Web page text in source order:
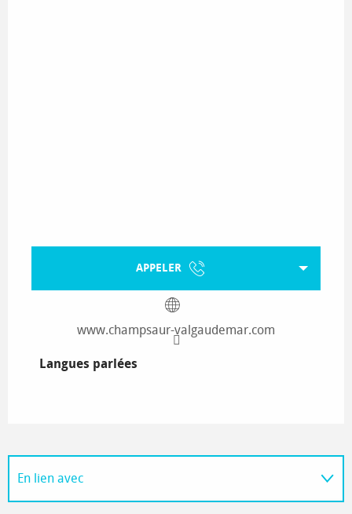
APPELER
www.champsaur-valgaudemar.com
Langues parlées
Langues parlées
En lien avec